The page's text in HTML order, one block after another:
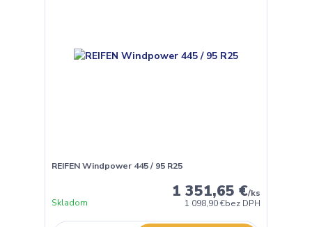
REIFEN Windpower 445 / 95 R25
1 351,65 €/ks
1 098,90 €bez DPH
Skladom